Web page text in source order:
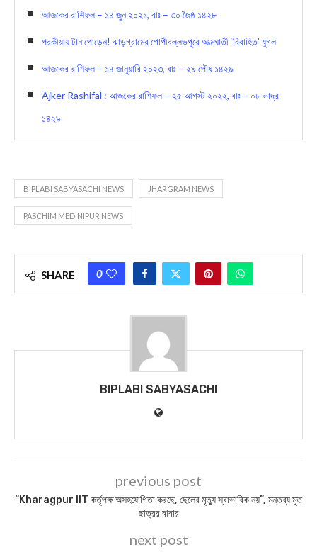
আজকের রাশিফল – ১৪ জুন ২০২১, বাঃ – ৩০ জৈষ্ঠ ১৪২৮
পরকীয়ায় টানাপোড়েন! ঝাড়গ্রামের গোপীবল্লভপুরে আত্মঘাতী ‘বিবাহিত’ যুগল
আজকের রাশিফল – ১৪ জানুয়ারি ২০২৩, বাঃ – ২৯ পৌষ ১৪২৯
Ajker Rashifal : আজকের রাশিফল – ২৫ আগস্ট ২০২২, বাঃ – ০৮ ভাদ্র
১৪২৯
BIPLABI SABYASACHI NEWS JHARGRAM NEWS
PASCHIM MEDINIPUR NEWS
SHARE 0
BIPLABI SABYASACHI
previous post
“Kharagpur IIT কর্তৃপক্ষ অসহযোগিতা করছে, ছেলের মৃত্যু স্বাভাবিক নয়”, মন্তব্য মৃত
ছাত্রর বাবার
next post